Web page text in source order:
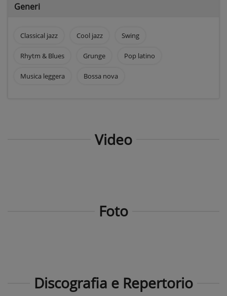
Generi
Classical jazz Cool jazz Swing
Rhytm & Blues Grunge Pop latino
Musica leggera Bossa nova
Video
Foto
Discografia e Repertorio